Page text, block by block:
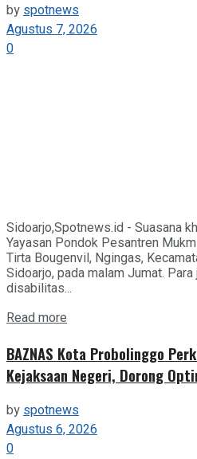
byspotnews
Agustus 7, 2026
0
Sidoarjo,Spotnews.id - Suasana
Yayasan Pondok Pesantren
Tirta Bougenvil, Ngingas,
Sidoarjo, pada malam Jumat. Para
disabilitas...
Read more
BAZNAS Kota Probolinggo
Kejaksaan Negeri, Dorong
byspotnews
Agustus 6, 2026
0